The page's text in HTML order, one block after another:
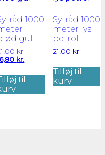
1000
gul
kr.Den
var:
21,00 kr..
kr.
pris
er:
til
Sytråd 1000
meter lys
petrol
21,00 kr.
Tilføj til
kurv